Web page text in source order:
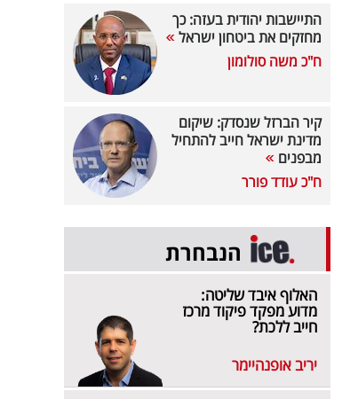
התיישבות יהודית בעזה: כך
מחזקים את ביטחון ישראל
ח"כ משה סולומון
קיר הברזל שנסדק: שיקום
מדינת ישראל חייב להתחיל
מבפנים
ח"כ עודד פורר
הנבחרת
האלוף איבד שליטה:
מדוע מפקד פיקוד מרכז
חייב ללכת?
יריב אופנהיימר